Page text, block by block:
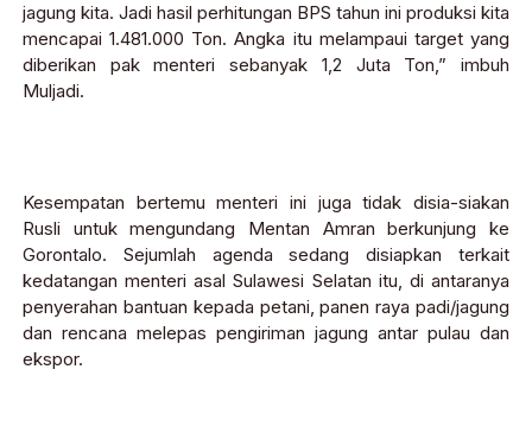
jagung kita. Jadi hasil perhitungan BPS tahun ini produksi kita
mencapai 1.481.000 Ton. Angka itu melampaui target yang
diberikan pak menteri sebanyak 1,2 Juta Ton,” imbuh
Muljadi.
Kesempatan bertemu menteri ini juga tidak disia-siakan
Rusli untuk mengundang Mentan Amran berkunjung ke
Gorontalo. Sejumlah agenda sedang disiapkan terkait
kedatangan menteri asal Sulawesi Selatan itu, di antaranya
penyerahan bantuan kepada petani, panen raya padi/jagung
dan rencana melepas pengiriman jagung antar pulau dan
ekspor.